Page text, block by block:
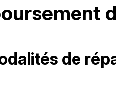
de